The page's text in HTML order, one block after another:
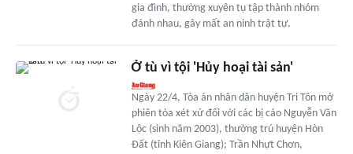
gia đình, thường xuyên tụ tập thành nhóm
đánh nhau, gây mất an ninh trật tự.
Ở tù vì tội 'Hủy hoại tài sản'
Ngày 22/4, Tòa án nhân dân huyện Tri Tôn mở
phiên tòa xét xử đối với các bị cáo Nguyễn Văn
Lộc (sinh năm 2003), thường trú huyện Hòn
Đất (tỉnh Kiên Giang); Trần Nhựt Chơn,